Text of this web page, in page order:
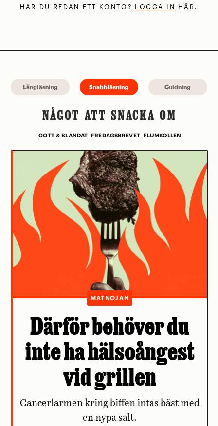
HAR DU REDAN ETT KONTO? LOGGA IN HÄR.
Långläsning Snabbläsning Guidning
NÅGOT ATT SNACKA OM
GOTT & BLANDAT FREDAGSBREVET FLUMKOLLEN
MATNOJAN
Därför behöver du
inte ha hälsoångest
vid grillen
Cancerlarmen kring biffen intas bäst med
en nypa salt.